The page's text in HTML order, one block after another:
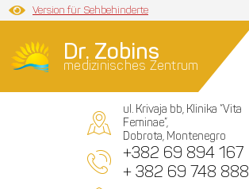
Version für Sehbehinderte
Dr. Zobins
medizinisches Zentrum
ul. Krivaja bb, Klinika “Vita
Feminae”,
Dobrota, Montenegro
+382 69 894 167
+ 382 69 748 888